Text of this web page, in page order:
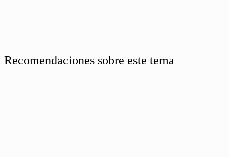
Recomendaciones sobre este tema